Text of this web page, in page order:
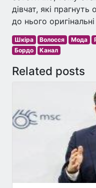
дівчат, які прагнуть
до нього
Шкіра Волосся Мода
Бордо
Канал
Related posts